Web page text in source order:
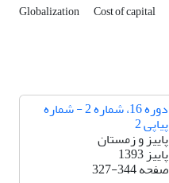
Globalization Cost of capital
دوره 16، شماره 2 - شماره
پیاپی 2
پاییز و زمستان
پاییز 1393
صفحه327-344